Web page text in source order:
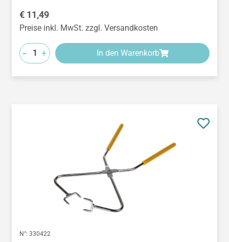
Regulärer Preis:
€ 11,49
Preise inkl. MwSt. zzgl. Versandkosten
- + In den Warenkorb
N°: 330422